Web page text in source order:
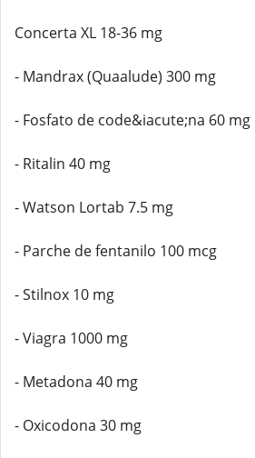
Concerta XL 18-36 mg
- Mandrax (Quaalude) 300 mg
- Fosfato de code&iacute;na 60 mg
- Ritalin 40 mg
- Watson Lortab 7.5 mg
- Parche de fentanilo 100 mcg
- Stilnox 10 mg
- Viagra 1000 mg
- Metadona 40 mg
- Oxicodona 30 mg